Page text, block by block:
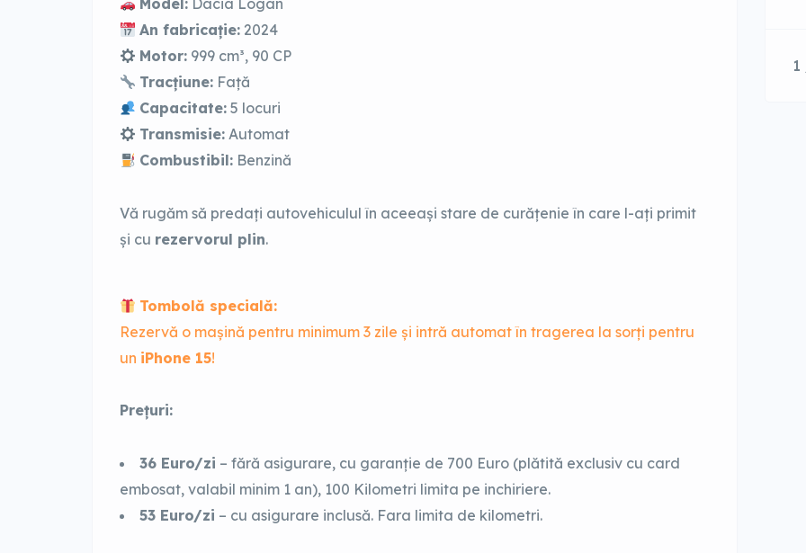
Model: Dacia Logan
An fabricație: 2024
Motor: 999 cm³, 90 CP
Tracțiune: Față
Capacitate: 5 locuri
Transmisie: Automat
Combustibil: Benzină
Vă rugăm să predați autovehiculul în aceeași stare de curățenie în care l-ați primit
și cu rezervorul plin.
Tombolă specială:
Rezervă o mașină pentru minimum 3 zile și intră automat în tragerea la sorți pentru
un iPhone 15!
Prețuri:
36 Euro/zi – fără asigurare, cu garanție de 700 Euro (plătită exclusiv cu card
embosat, valabil minim 1 an), 100 Kilometri limita pe inchiriere.
53 Euro/zi – cu asigurare inclusă. Fara limita de kilometri.